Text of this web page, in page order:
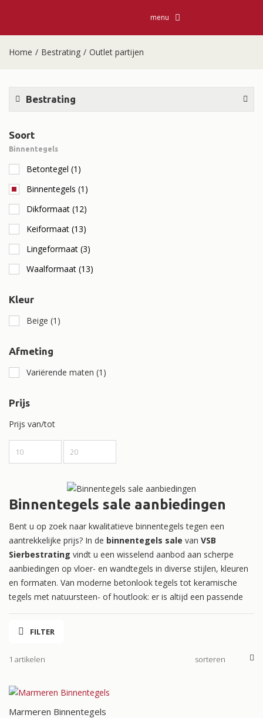
menu
Home / Bestrating / Outlet partijen
Bestrating
Soort
Binnentegels
Betontegel (1)
Binnentegels (1)
Dikformaat (12)
Keiformaat (13)
Lingeformaat (3)
Waalformaat (13)
Kleur
Beige (1)
Afmeting
Variërende maten (1)
Prijs
Prijs van/tot
Binnentegels sale aanbiedingen
Bent u op zoek naar kwalitatieve binnentegels tegen een
aantrekkelijke prijs? In de binnentegels sale van VSB
Sierbestrating vindt u een wisselend aanbod aan scherpe
aanbiedingen op vloer- en wandtegels in diverse stijlen, kleuren
en formaten. Van moderne betonlook tegels tot keramische
tegels met natuursteen- of houtlook: er is altijd een passende
tegel voor uw interieur.
Dankzij restpartijen, showroommodellen en speciale acties
Onze binnentegels zijn duurzaam, onderhoudsvriendelijk en
keukens, badkamers en hallen. Bij
niet alleen aantrekkelijke aanbiedingen, maar ook deskundig
FILTER
1 artikelen
Marmeren Binnentegels